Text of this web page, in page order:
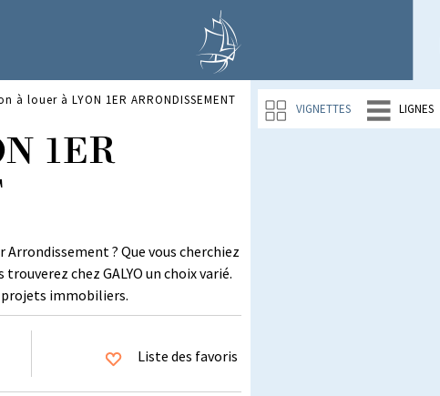
VIGNETTES LIGNES
à louer à LYON 1ER ARRONDISSEMENT
1ER
Arrondissement ? Que vous cherchiez
chez GALYO un choix varié.
projets immobiliers.
Liste des favoris